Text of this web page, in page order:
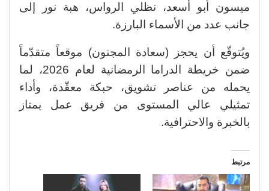
ميسون أبو أسعد، نظلي الرواس، هبة نور إلى
جانب عدد من الأسماء البارزة.
ويُتوقّع أن يحجز (سعادة المجنون) موقعاً متقدّماً
ضمن خريطة الدراما الرمضانية لعام 2026، لما
يحمله من عناصر تشويق، حبكة معقّدة، وأداء
تمثيلي عالي المستوى من فريق عمل يمتاز
بالخبرة والاحترافية.
مرتبط